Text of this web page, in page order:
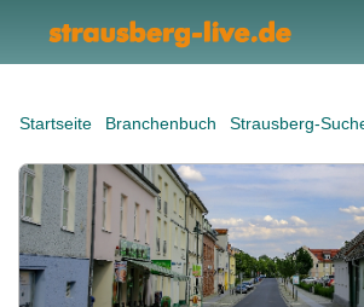
Startseite Branchenbuch Strausberg-